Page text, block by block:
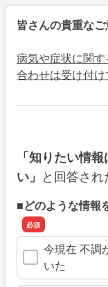
皆さんの貴重なご
病気や症状に関
合わせは受け付け
「知りたい情
い」 と回答され
■どのような情報
今現在 不調
いた